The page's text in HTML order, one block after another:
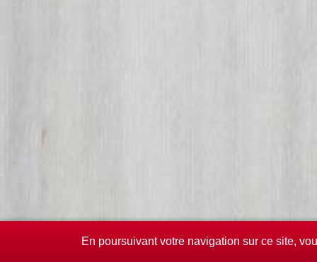
En poursuivant votre navigation sur ce site,